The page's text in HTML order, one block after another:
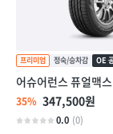
어슈어런스 퓨얼맥스
35% 347,500원
0.0 (0)